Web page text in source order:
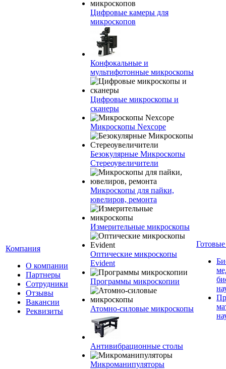
Компания
О компании
Партнеры
Сотрудники
Отзывы
Вакансии
Реквизиты
Цифровые камеры для
микроскопов
Конфокальные и
мультифотонные микроскопы
Цифровые микроскопы и
сканеры
Микроскопы Nexcope
Безокулярные Микроскопы
Стереоувеличители
Микроскопы для пайки,
ювелиров, ремонта
Измерительные микроскопы
Оптические микроскопы
Evident
Программы микроскопии
Атомно-силовые микроскопы
Антивибрационные столы
Микроманипуляторы